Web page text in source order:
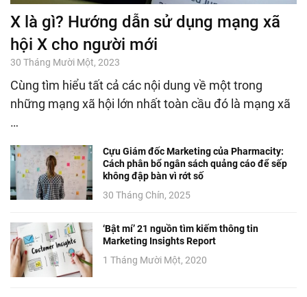
X là gì? Hướng dẫn sử dụng mạng xã
hội X cho người mới
30 Tháng Mười Một, 2023
Cùng tìm hiểu tất cả các nội dung về một trong
những mạng xã hội lớn nhất toàn cầu đó là mạng xã
…
Cựu Giám đốc Marketing của Pharmacity:
Cách phân bổ ngân sách quảng cáo để sếp
không đập bàn vì rớt số
30 Tháng Chín, 2025
‘Bật mí’ 21 nguồn tìm kiếm thông tin
Marketing Insights Report
1 Tháng Mười Một, 2020